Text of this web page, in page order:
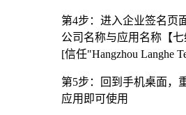
第4步：进入企业签名页
公司名称与应用名称【
[信任"Hangzhou Langhe
第5步：回到手机桌面，
应用即可使用